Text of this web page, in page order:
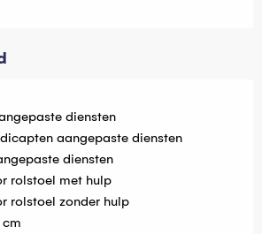
diensten
aangepaste diensten
diensten
rolstoel met hulp
rolstoel zonder hulp
cm